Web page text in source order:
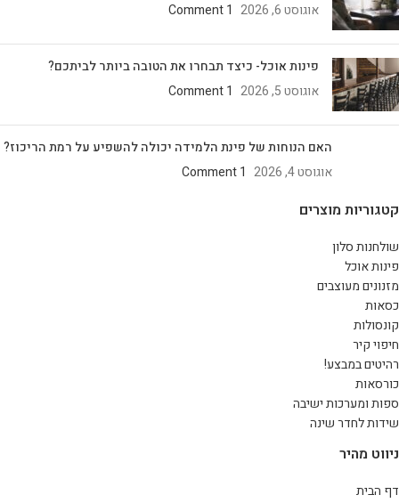
אוגוסט 6, 2026
1 Comment
פינות אוכל- כיצד תבחרו את הטובה ביותר לביתכם?
אוגוסט 5, 2026
1 Comment
האם הנוחות של פינת הלמידה יכולה להשפיע על רמת הריכוז?
אוגוסט 4, 2026
1 Comment
קטגוריות מוצרים
שולחנות סלון
פינות אוכל
מזנונים מעוצבים
כסאות
קונסולות
חיפוי קיר
רהיטים במבצע!
כורסאות
ספות ומערכות ישיבה
שידות לחדר שינה
ניווט מהיר
דף הבית